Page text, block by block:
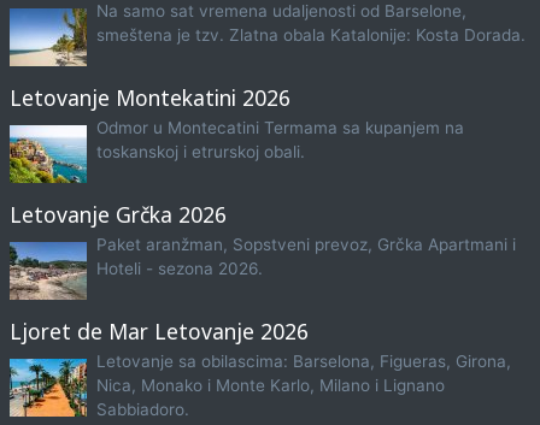
Na samo sat vremena udaljenosti od Barselone,
smeštena je tzv. Zlatna obala Katalonije: Kosta Dorada.
Letovanje Montekatini 2026
Odmor u Montecatini Termama sa kupanjem na
toskanskoj i etrurskoj obali.
Letovanje Grčka 2026
Paket aranžman, Sopstveni prevoz, Grčka Apartmani i
Hoteli - sezona 2026.
Ljoret de Mar Letovanje 2026
Letovanje sa obilascima: Barselona, Figueras, Girona,
Nica, Monako i Monte Karlo, Milano i Lignano
Sabbiadoro.